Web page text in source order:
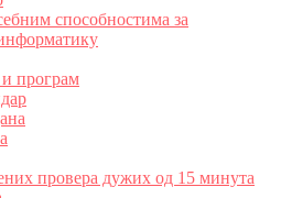
способностима за
програм
провера дужих од 15 минута